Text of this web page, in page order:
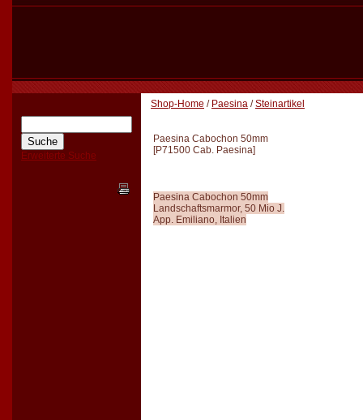
Erweiterte Suche
Shop-Home / Paesina /Steinartikel
Paesina Cabochon 50mm
[P71500 Cab. Paesina]
Paesina Cabochon 50mm
Landschaftsmarmor, 50 Mio J.
App. Emiliano, Italien